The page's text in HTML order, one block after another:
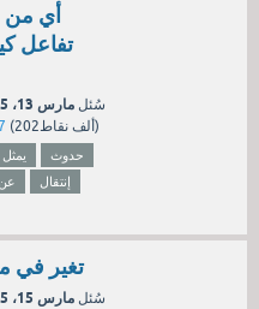
أي من
تفاعل
سُئل مارس 13، 2025
( 202ألفنقاط)
يمثل
حدوث
عن
إنتقال
تغير في
سُئل مارس 15، 2025